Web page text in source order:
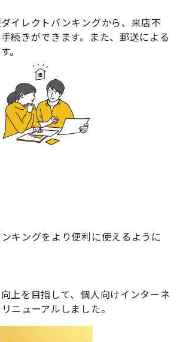
イレクトバンキングから、来店不
続きができます。また、郵送による
。
キングをより便利に使えるように
上を目指して、個人向けインターネ
ニューアルしました。